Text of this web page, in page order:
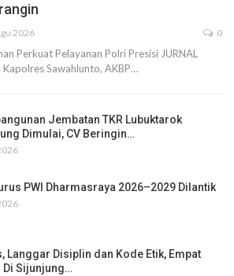
2026 0
Perkuat Pelayanan Polri Presisi JURNAL
Sawahlunto, AKBP…
Jembatan TKR Lubuktarok
Dimulai, CV Beringin…
PWI Dharmasraya 2026–2029 Dilantik
Langgar Disiplin dan Kode Etik, Empat
Di Sijunjung…